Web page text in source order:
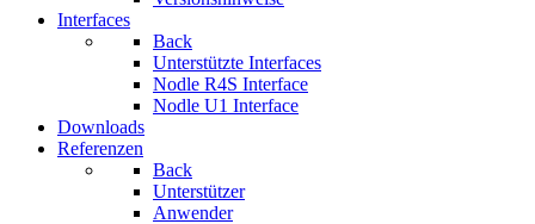
Interfaces
Back
Unterstützte Interfaces
Nodle R4S Interface
Nodle U1 Interface
Downloads
Referenzen
Back
Unterstützer
Anwender